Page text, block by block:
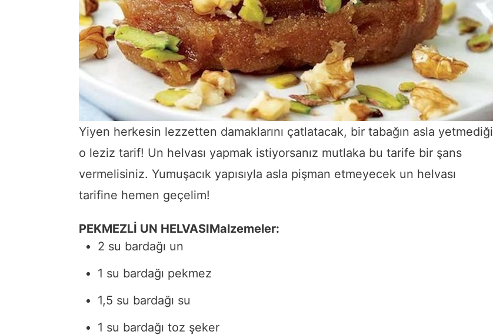
Yiyen herkesin lezzetten damaklarını çatlatacak, bir tabağın asla yetmediği
o leziz tarif! Un helvası yapmak istiyorsanız mutlaka bu tarife bir şans
vermelisiniz. Yumuşacık yapısıyla asla pişman etmeyecek un helvası
tarifine hemen geçelim!
PEKMEZLİ UN HELVASIMalzemeler:
2 su bardağı un
1 su bardağı pekmez
1,5 su bardağı su
1 su bardağı toz şeker